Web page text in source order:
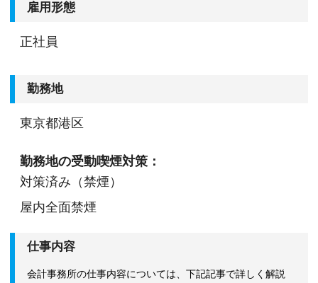
雇用形態
正社員
勤務地
東京都港区
勤務地の受動喫煙対策：
対策済み（禁煙）
屋内全面禁煙
仕事内容
会計事務所の仕事内容については、下記記事で詳しく解説